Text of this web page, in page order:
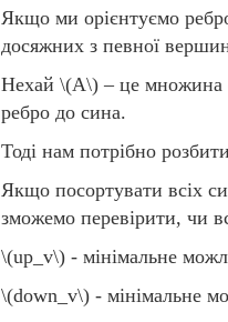
Якщо ми орієнтуємо
досяжних з певної
Нехай \(A\) – це множина
ребро до сина.
Тоді нам потрібно
Якщо посортувати всіх
зможемо перевірити, чи
\(up_v\) - мінімальне
\(down_v\) - мінімальне